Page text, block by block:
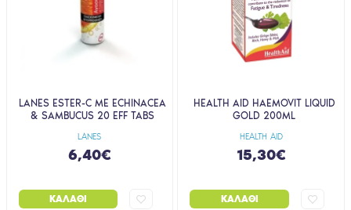
LANES
LANES ESTER-C ΜΕ ECHINACEA
& SAMBUCUS 20 EFF TABS
6,40€
ΚΑΛΆΘΙ
HEALTH AID
HEALTH AID HAEMOVIT LIQUID
GOLD 200ML
15,30€
ΚΑΛΆΘΙ